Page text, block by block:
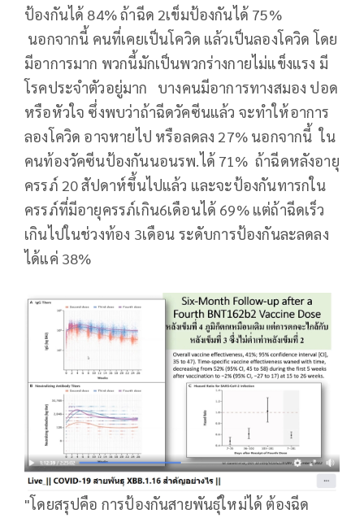
ป้องกันได้ 84% ถ้าฉีด 2เข็มป้องกันได้ 75%
นอกจากนี้ คนที่เคยเป็นโควิด แล้วเป็นลองโควิด โดย
มีอาการมาก พวกนี้มักเป็นพวกร่างกายไม่แข็งแรง มี
โรคประจำตัวอยู่มาก บางคนมีอาการทางสมอง ปอด
หรือหัวใจ ซึ่งพบว่าถ้าฉีดวัคซีนแล้ว จะทำให้อาการ
ลองโควิด อาจหายไป หรือลดลง 27% นอกจากนี้ ใน
คนท้องวัคซีนป้องกันนอนรพ.ได้ 71% ถ้าฉีดหลังอายุ
ครรภ์ 20 สัปดาห์ขึ้นไปแล้ว และจะป้องกันทารกใน
ครรภ์ที่มีอายุครรภ์เกิน6เดือนได้ 69% แต่ถ้าฉีดเร็ว
เกินไปในช่วงท้อง 3เดือน ระดับการป้องกันละลดลง
ได้แค่ 38%
"โดยสรุปคือ การป้องกันสายพันธุ์ใหม่ได้ ต้องฉีด